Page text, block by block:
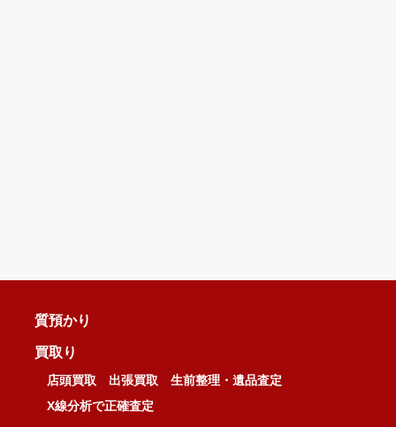
質預かり
買取り
店頭買取 出張買取
生前整理・遺品査定
X線分析で正確査定